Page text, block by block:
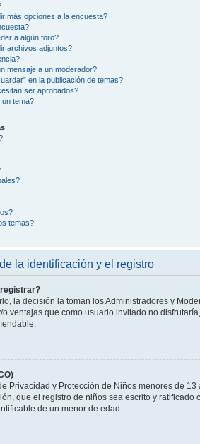
más opciones a la encuesta?
a algún foro?
archivos adjuntos?
mensaje a un moderador?
en la publicación de temas?
ser aprobados?
tema?
temas?
la identificación y el registro
la decisión la toman los Administradores y
ventajas que como usuario invitado no
Privacidad y Protección de Niños menores de
que el registro de niños sea escrito y
de un menor de edad.